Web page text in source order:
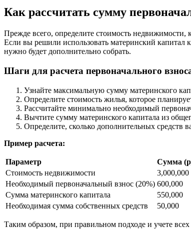
Как рассчитать сумму
Прежде всего, определите стоимость
Если вы решили использовать материнский капитал
нужно будет дополнительно собрать.
Шаги для расчета первоначального
Узнайте максимальную сумму материнского
Определите стоимость жилья, которое
Рассчитайте минимально необходимый
Вычтите сумму материнского капитала из
Определите, сколько дополнительных средств
Пример расчета:
Параметр
Сумма
Стоимость недвижимости
3,000,000
Необходимый первоначальный взнос (20%) 600,000
Сумма материнского капитала
550,000
Необходимая сумма собственных средств
50,000
Таким образом, при правильном подходе и учете